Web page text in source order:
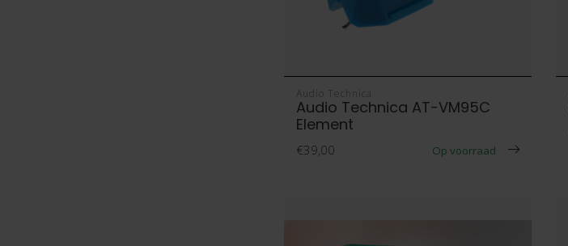
Audio Technica
Audio Technica AT-VM95C
Element
€39,00 Op voorraad